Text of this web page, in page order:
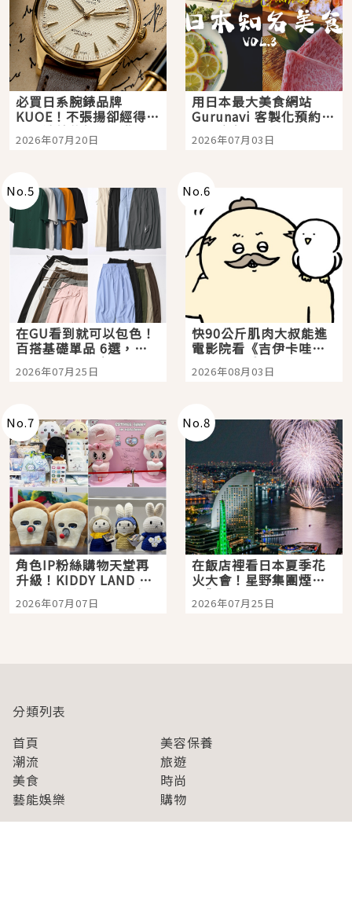
必買日系腕錶品牌
KUOE！不張揚卻經得起
時間洗鍊的經典之作五
選
2026年07月20日
用日本最大美食網站
Gurunavi 客製化預約九
大都市餐廳，打造專屬
美食體驗！
2026年07月03日
No.5
在GU看到就可以包色！
百搭基礎單品 6選，閉
眼全收也不心疼
2026年07月25日
No.6
快90公斤肌肉大叔能進
電影院看《吉伊卡哇》
嗎？日本重金屬樂團
「打首」會長與nagano
2026年08月03日
No.7
角色IP粉絲購物天堂再
升級！KIDDY LAND 原
宿店吉伊卡哇迎客，新
開幕 OMOKADO 店3分
2026年07月07日
No.8
在飯店裡看日本夏季花
火大會！星野集團煙火
景觀飯店6選，讓你不用
人擠人悠閒欣賞
2026年07月25日
分類列表
首頁
美容保養
潮流
旅遊
美食
時尚
藝能娛樂
購物